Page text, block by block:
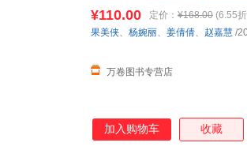
文学名著
¥110.00 定价： ¥168.00 (6.55
万卷图书专营店
果美侠、 杨婉丽、 姜倩倩、 赵嘉慧 /
加入购物车 收藏